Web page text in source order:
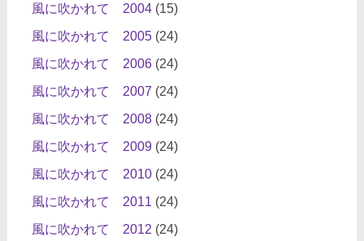
風に吹かれて 2004(15)
風に吹かれて 2005(24)
風に吹かれて 2006(24)
風に吹かれて 2007 (24)
風に吹かれて 2008(24)
風に吹かれて 2009(24)
風に吹かれて 2010(24)
風に吹かれて 2011 (24)
風に吹かれて 2012 (24)